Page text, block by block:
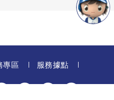
專區 服務據點